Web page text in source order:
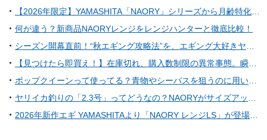
【2026年限定】YAMASHITA「NAORY」シリーズから月齢特化の限定カラーが7月上旬に登場！夏の夜遊びを熱くする3色を徹底解説
何が違う？新商品NAORYレンジをレンジハンターと徹底比較！
シーズン開幕直前！“秋エギング攻略法”を、エギング大好きヤマシタスタッフが徹底解説！！
【見つけたら即買え！】在庫切れ、購入数制限の異常事態。瞬速で釣具店から消えていくエギの正体は？
ポップクイーンって使ってる？青物やシーバスを狙うのに用いる定番ポッパー
ヤリイカ釣りの「2.3号」ってどうなの？NAORYがサイズアップした理由と使い分けのコツ
2026年新作エギ YAMASHITAより「NAORY レンジLS」が登場！“水平フォール”がライトエギングを変える